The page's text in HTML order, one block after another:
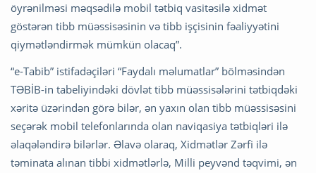
öyrənilməsi məqsədilə mobil tətbiq vasitəsilə xidmət
göstərən tibb müəssisəsinin və tibb işçisinin fəaliyyətini
qiymətləndirmək mümkün olacaq”.
“e-Tabib” istifadəçiləri “Faydalı məlumatlar” bölməsindən
TƏBİB-in tabeliyindəki dövlət tibb müəssisələrini tətbiqdəki
xəritə üzərindən görə bilər, ən yaxın olan tibb müəssisəsini
seçərək mobil telefonlarında olan naviqasiya tətbiqləri ilə
əlaqələndirə bilərlər. Əlavə olaraq, Xidmətlər Zərfi ilə
təminata alınan tibbi xidmətlərlə, Milli peyvənd təqvimi, ən